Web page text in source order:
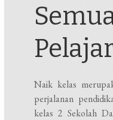
Naik kelas
perjalanan
kelas 2 Sekolah